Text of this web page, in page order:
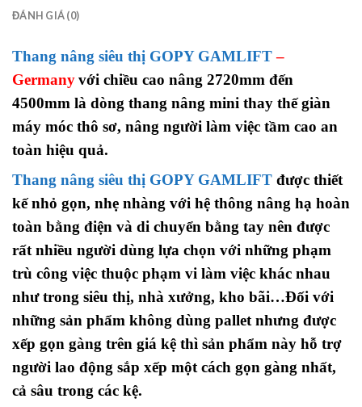
ĐÁNH GIÁ (0)
Thang nâng siêu thị GOPY GAMLIFT –
Germanyvới chiều cao nâng 2720mm đến
4500mm là dòng thang nâng mini thay thế giàn
máy móc thô sơ, nâng người làm việc tầm cao an
toàn hiệu quả.
Thang nâng siêu thị GOPY GAMLIFT được thiết
kế nhỏ gọn, nhẹ nhàng với hệ thông nâng hạ hoàn
toàn bằng điện và di chuyển bằng tay nên được
rất nhiều người dùng lựa chọn với những phạm
trù công việc thuộc phạm vi làm việc khác nhau
như trong siêu thị, nhà xưởng, kho bãi…Đối với
những sản phẩm không dùng pallet nhưng được
xếp gọn gàng trên giá kệ thì sản phẩm này hỗ trợ
người lao động sắp xếp một cách gọn gàng nhất,
cả sâu trong các kệ.